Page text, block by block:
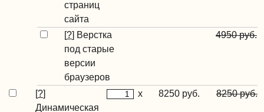
страниц
сайта
[?] Верстка
под старые
версии
браузеров
4950 руб.
[?]
Динамическая
x 8250 руб. 8250 руб.